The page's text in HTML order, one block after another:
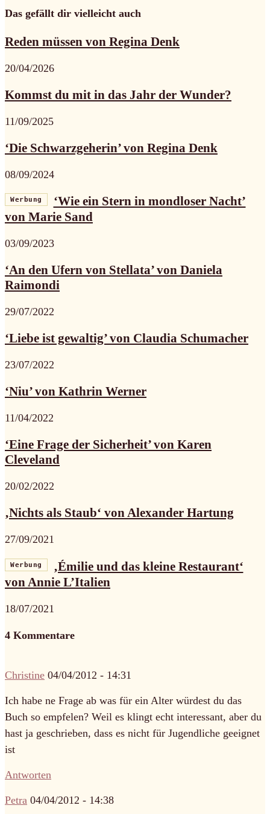
Das gefällt dir vielleicht auch
Reden müssen von Regina Denk
20/04/2026
Kommst du mit in das Jahr der Wunder?
11/09/2025
‘Die Schwarzgeherin’ von Regina Denk
08/09/2024
Werbung
‘Wie ein Stern in mondloser Nacht’
von Marie Sand
03/09/2023
‘An den Ufern von Stellata’ von Daniela
Raimondi
29/07/2022
‘Liebe ist gewaltig’ von Claudia Schumacher
23/07/2022
‘Niu’ von Kathrin Werner
11/04/2022
‘Eine Frage der Sicherheit’ von Karen
Cleveland
20/02/2022
‚Nichts als Staub‘ von Alexander Hartung
27/09/2021
Werbung
‚Émilie und das kleine Restaurant‘
von Annie L’Italien
18/07/2021
4 Kommentare
Christine 04/04/2012 - 14:31
Ich habe ne Frage ab was für ein Alter würdest du das
Buch so empfelen? Weil es klingt echt interessant, aber du
hast ja geschrieben, dass es nicht für Jugendliche geeignet
ist
Antworten
Petra 04/04/2012 - 14:38